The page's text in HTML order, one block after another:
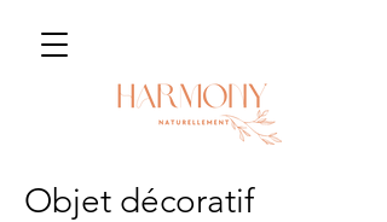
Objet décoratif